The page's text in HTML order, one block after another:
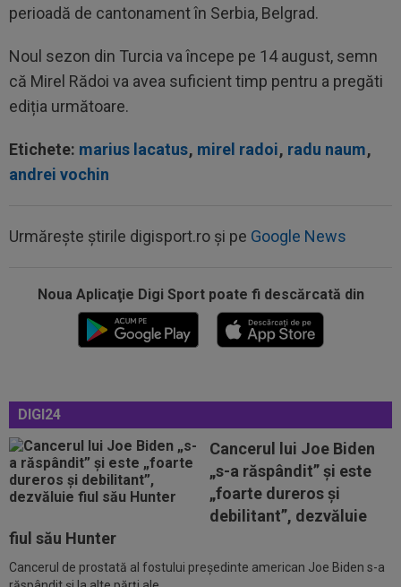
perioadă de cantonament în Serbia, Belgrad.
Noul sezon din Turcia va începe pe 14 august, semn
că Mirel Rădoi va avea suficient timp pentru a pregăti
ediția următoare.
Etichete: marius lacatus, mirel radoi, radu naum,
andrei vochin
Urmărește știrile digisport.ro și pe Google News
Noua Aplicaţie Digi Sport poate fi descărcată din
DIGI24
Cancerul lui Joe Biden
„s-a răspândit” şi este
„foarte dureros și
debilitant”, dezvăluie
fiul său Hunter
Cancerul de prostată al fostului preşedinte american Joe Biden s-a
13:22
”Pachet de 6 cifre” + 50.000 de euro pentru
13:01
Giovanni Becali a rămas ”interzis” când a aflat
ce i-a spus MM Stoica lui Gigi...
Sepsi - FCSB | LIVE VIDEO, luni, 21:30, DGS 1.
12:43
Ce a spus Federico Valverde despre Jose
Mourinho, după meciul din Ungaria
12:42
OUT! Hansi Flick a anunțat trei plecări de la
Barcelona
Antrenorul lui Union SG a dat verdictul, după ce
Darius Olaru a fost rezervă și...
13:26
Cine e Leonardo Bovio, ”viitorul fundaș al